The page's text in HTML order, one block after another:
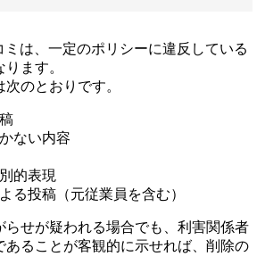
ミは、一定のポリシーに違反している
ます。
のとおりです。
ない内容
的表現
る投稿（元従業員を含む）
らせが疑われる場合でも、利害関係者
あることが客観的に示せれば、削除の